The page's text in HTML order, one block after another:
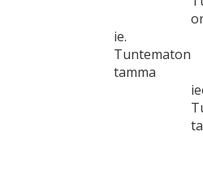
ie.
Tuntematon
tamma